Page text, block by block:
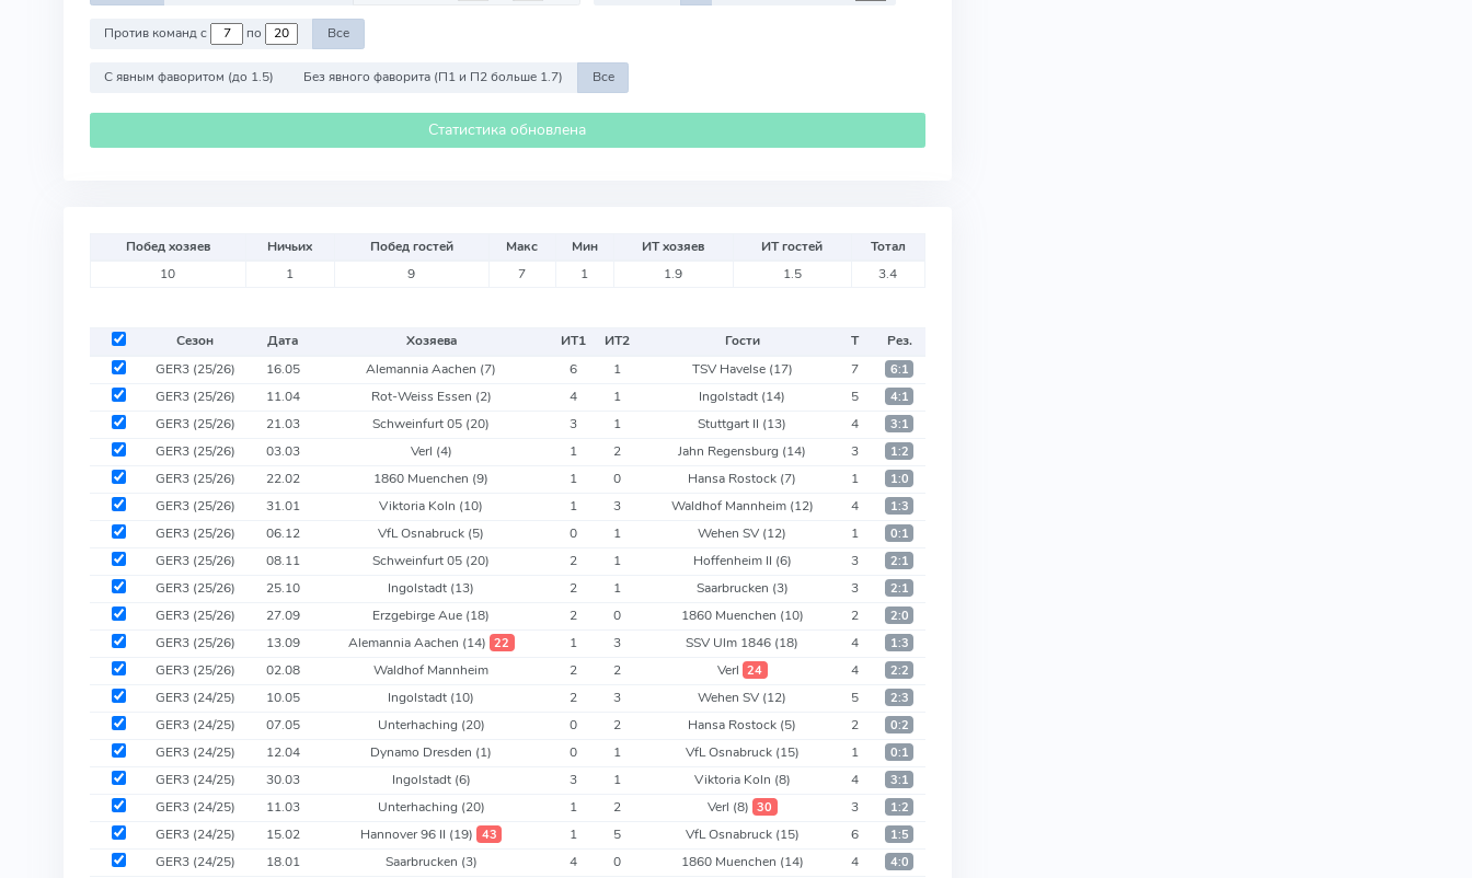
Против команд с по Все
С явным фаворитом (до 1.5) Без явного фаворита (П1 и П2 больше 1.7) Все
Статистика обновлена
Побед хозяев Ничьих Побед гостей Макс Мин ИТ хозяев ИТ гостей
Тотал
10
1 9 7 1 1.9 1.5 3.4
Сезон Дата Хозяева ИТ1 ИТ2 Гости Т
Рез.
GER3 (25/26)
16.05 Alemannia Aachen (7) 6 1 TSV Havelse (17) 7 6:1
GER3 (25/26) 11.04 Rot-Weiss Essen (2) 4 1 Ingolstadt (14) 5 4:1
GER3 (25/26) 21.03 Schweinfurt 05 (20) 3 1 Stuttgart II (13) 4 3:1
GER3 (25/26) 03.03 Verl (4) 1 2 Jahn Regensburg (14) 3 1:2
GER3 (25/26) 22.02 1860 Muenchen (9) 1 0 Hansa Rostock (7) 1 1:0
GER3 (25/26) 31.01 Viktoria Koln (10) 1 3 Waldhof Mannheim (12) 4 1:3
GER3 (25/26) 06.12 VfL Osnabruck (5) 0 1 Wehen SV (12) 1 0:1
GER3 (25/26) 08.11 Schweinfurt 05 (20) 2 1 Hoffenheim II (6) 3 2:1
GER3 (25/26) 25.10 Ingolstadt (13) 2 1 Saarbrucken (3) 3 2:1
GER3 (25/26) 27.09 Erzgebirge Aue (18) 2 0 1860 Muenchen (10) 2 2:0
GER3 (25/26) 13.09 Alemannia Aachen (14) 22 1 3 SSV Ulm 1846 (18) 4 1:3
GER3 (25/26) 02.08 Waldhof Mannheim 2 2 Verl 24 4 2:2
GER3 (24/25) 10.05 Ingolstadt (10) 2 3 Wehen SV (12) 5 2:3
GER3 (24/25) 07.05 Unterhaching (20) 0 2 Hansa Rostock (5) 2 0:2
GER3 (24/25) 12.04 Dynamo Dresden (1) 0 1 VfL Osnabruck (15) 1 0:1
GER3 (24/25) 30.03 Ingolstadt (6) 3 1 Viktoria Koln (8) 4 3:1
GER3 (24/25) 11.03 Unterhaching (20) 1 2 Verl (8) 30 3 1:2
GER3 (24/25) 15.02 Hannover 96 II (19) 43 1 5 VfL Osnabruck (15) 6 1:5
GER3 (24/25) 18.01 Saarbrucken (3) 4 0 1860 Muenchen (14) 4 4:0